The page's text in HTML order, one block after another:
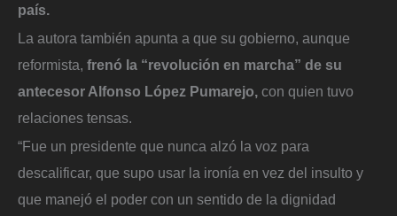
país.
La autora también apunta a que su gobierno, aunque
reformista, frenó la “revolución en marcha” de su
antecesor Alfonso López Pumarejo, con quien tuvo
relaciones tensas.
“Fue un presidente que nunca alzó la voz para
descalificar, que supo usar la ironía en vez del insulto y
que manejó el poder con un sentido de la dignidad